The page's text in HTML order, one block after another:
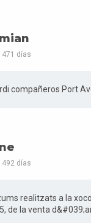
471 días
compañeros Port
492 días
realitzats a la
de la venta